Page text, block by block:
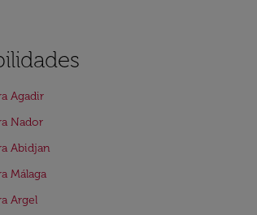
Agadir
Nador
Abidjan
Málaga
Argel